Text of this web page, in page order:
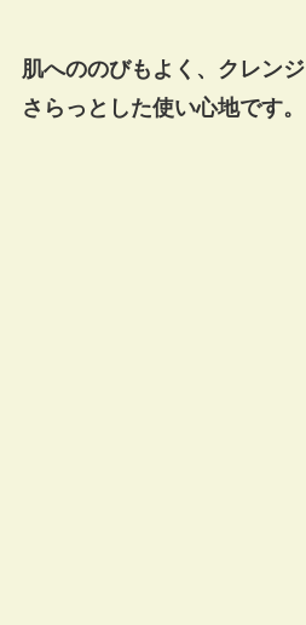
肌へののびもよく、クレン
さらっとした使い心地です。